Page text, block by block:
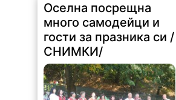
Оселна посрещна
много самодейци и
гости за празника си /
СНИМКИ/